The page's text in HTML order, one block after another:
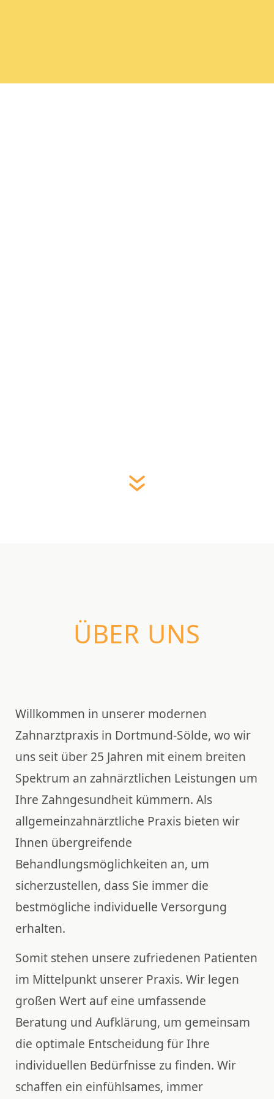
ÜBER UNS
Willkommen in unserer modernen
Zahnarztpraxis in Dortmund-Sölde, wo wir
uns seit über 25 Jahren mit einem breiten
Spektrum an zahnärztlichen Leistungen um
Ihre Zahngesundheit kümmern. Als
allgemeinzahnärztliche Praxis bieten wir
Ihnen übergreifende
Behandlungsmöglichkeiten an, um
sicherzustellen, dass Sie immer die
bestmögliche individuelle Versorgung
erhalten.
Somit stehen unsere zufriedenen Patienten
im Mittelpunkt unserer Praxis. Wir legen
großen Wert auf eine umfassende
Beratung und Aufklärung, um gemeinsam
die optimale Entscheidung für Ihre
individuellen Bedürfnisse zu finden. Wir
schaffen ein einfühlsames, immer